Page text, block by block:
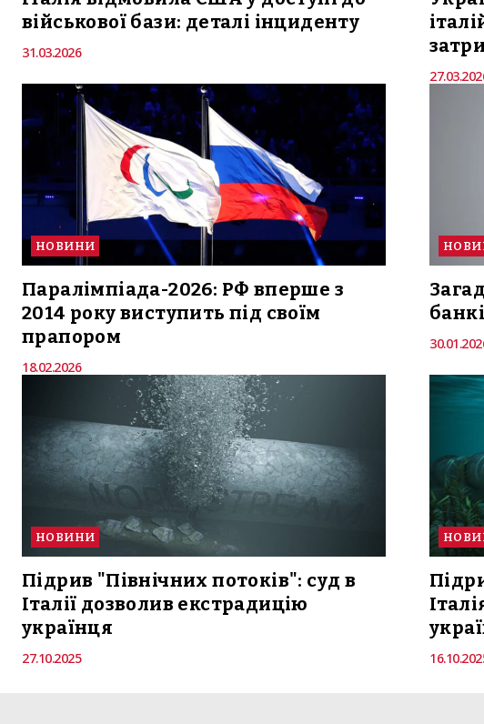
військової бази: деталі інциденту
31.03.2026
НОВИНИ
Паралімпіада-2026: РФ вперше з
2014 року виступить під своїм
прапором
18.02.2026
НОВИНИ
Підрив "Північних потоків": суд в
Італії дозволив екстрадицію
українця
27.10.2025